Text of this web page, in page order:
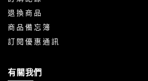
退 換 商 品
商 品 備 忘 簿
訂 閱 優 惠 通 訊
有關我們